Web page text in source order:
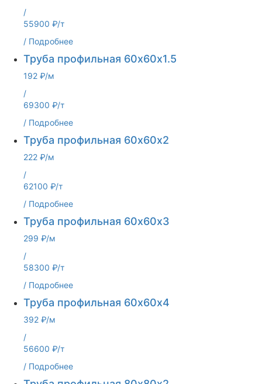
/
55900 ₽/т
/ Подробнее
Труба профильная 60х60х1.5
192 ₽/м
/
69300 ₽/т
/ Подробнее
Труба профильная 60х60х2
222 ₽/м
/
62100 ₽/т
/ Подробнее
Труба профильная 60х60х3
299 ₽/м
/
58300 ₽/т
/ Подробнее
Труба профильная 60х60х4
392 ₽/м
/
56600 ₽/т
/ Подробнее